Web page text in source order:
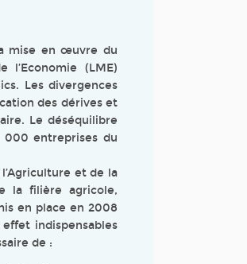
mise en œuvre du
(LME)
Les divergences
des dérives et
Le déséquilibre
entreprises du
et de la
la filière agricole,
en place en 2008
indispensables
de :